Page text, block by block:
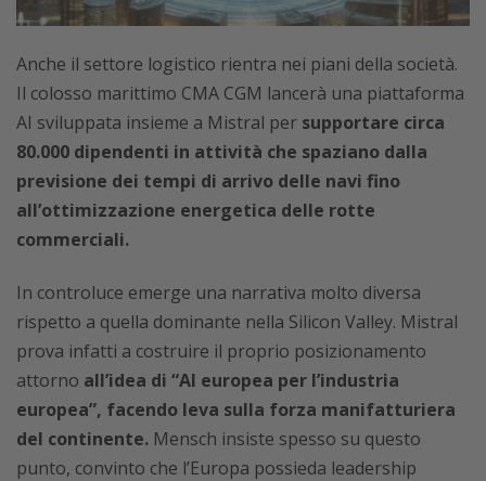
Anche il settore logistico rientra nei piani della società.
Il colosso marittimo CMA CGM lancerà una piattaforma
AI sviluppata insieme a Mistral per supportare circa
80.000 dipendenti in attività che spaziano dalla
previsione dei tempi di arrivo delle navi fino
all’ottimizzazione energetica delle rotte
commerciali.
In controluce emerge una narrativa molto diversa
rispetto a quella dominante nella Silicon Valley. Mistral
prova infatti a costruire il proprio posizionamento
attorno all’idea di “AI europea per l’industria
europea”, facendo leva sulla forza manifatturiera
del continente. Mensch insiste spesso su questo
punto, convinto che l’Europa possieda leadership